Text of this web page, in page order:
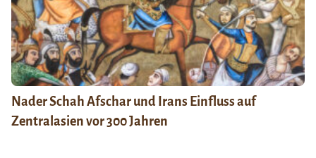
Nader Schah Afschar und Irans Einfluss auf
Zentralasien vor 300 Jahren